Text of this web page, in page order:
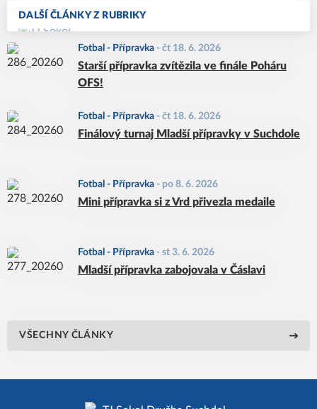
DALŠÍ ČLÁNKY Z RUBRIKY
Fotbal - Přípravka - čt 18. 6. 2026
Starší přípravka zvítězila ve finále Poháru
OFS!
Fotbal - Přípravka - čt 18. 6. 2026
Finálový turnaj Mladší přípravky v Suchdole
Fotbal - Přípravka - po 8. 6. 2026
Mini přípravka si z Vrd přivezla medaile
Fotbal - Přípravka - st 3. 6. 2026
Mladší přípravka zabojovala v Čáslavi
VŠECHNY ČLÁNKY